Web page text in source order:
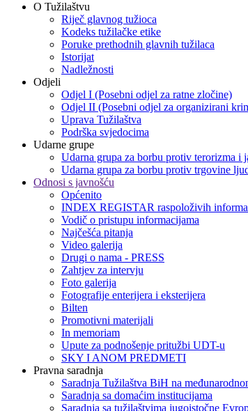
O Tužilaštvu
Riječ glavnog tužioca
Kodeks tužilačke etike
Poruke prethodnih glavnih tužilaca
Istorijat
Nadležnosti
Odjeli
Odjel I (Posebni odjel za ratne zločine)
Odjel II (Posebni odjel za organizirani
Uprava Tužilaštva
Podrška svjedocima
Udarne grupe
Udarna grupa za borbu protiv terorizma i
Udarna grupa za borbu protiv trgovine
Odnosi s javnošću
Općenito
INDEX REGISTAR raspoloživih
Vodič o pristupu informacijama
Najčešća pitanja
Video galerija
Drugi o nama - PRESS
Zahtjev za intervju
Foto galerija
Fotografije enterijera i eksterijera
Bilten
Promotivni materijali
In memoriam
Upute za podnošenje pritužbi UDT-u
SKY I ANOM PREDMETI
Pravna saradnja
Saradnja Tužilaštva BiH na
Saradnja sa domaćim institucijama
Saradnja sa tužilaštvima jugoistočne